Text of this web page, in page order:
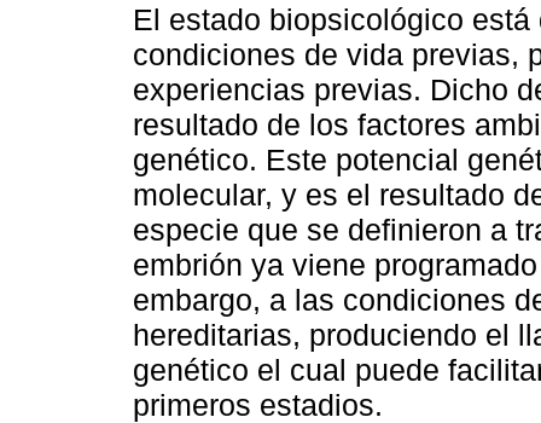
El estado biopsicológico
condiciones de vida previas,
experiencias previas. Dicho
resultado de los factores
genético. Este potencial
molecular, y es el resultado
especie que se definieron a
embrión ya viene
embargo, a las condiciones
hereditarias, produciendo el
genético el cual puede
primeros estadios.